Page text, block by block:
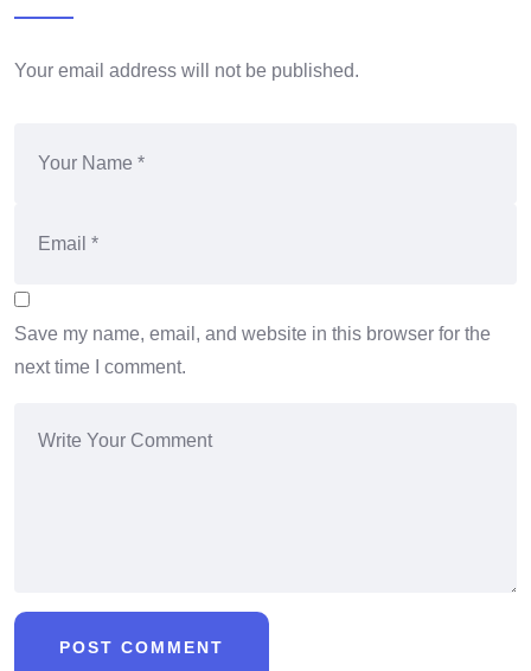
Your email address will not be published.
Save my name, email, and website in this browser for the
next time I comment.